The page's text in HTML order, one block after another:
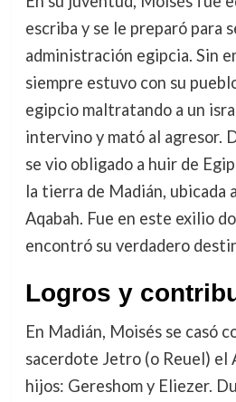
escriba y se le preparó para
administración egipcia. Sin
siempre estuvo con su
egipcio maltratando a un
intervino y mató al agresor.
se vio obligado a huir de
la tierra de Madián, ubicada
Aqabah. Fue en este exilio
encontró su verdadero
Logros y
En Madián, Moisés se casó
sacerdote Jetro (o Reuel) el
hijos: Gereshom y Eliezer.